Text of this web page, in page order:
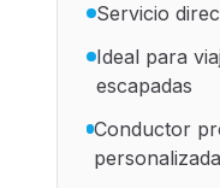
Servicio
Ideal para
escapadas
Conductor
personalizada